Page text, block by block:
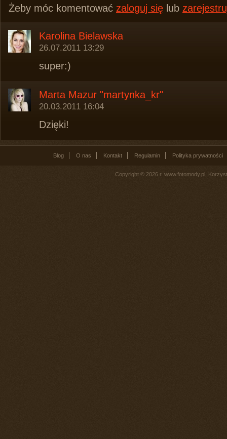
Żeby móc komentować zaloguj się lub
Karolina Bielawska
26.07.2011 13:29
super:)
Marta Mazur "martynka_kr"
20.03.2011 16:04
Dzięki!
Blog O nas Kontakt Regulamin Polityka prywatności
Copyright © 2026 r. www.fotomody.pl.